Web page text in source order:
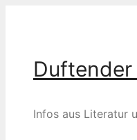
Infos aus Literatur